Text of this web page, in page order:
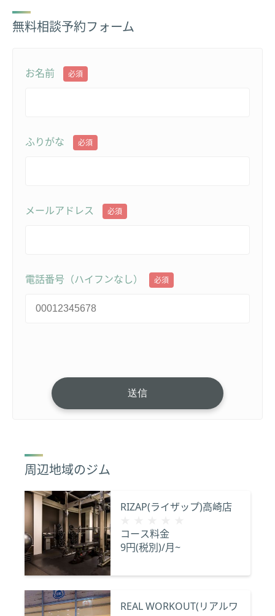
無料相談予約フォーム
お名前 必須
ふりがな 必須
メールアドレス 必須
電話番号（ハイフンなし） 必須
周辺地域のジム
RIZAP(ライザップ)高崎店
コース料金
9円(税別)/月~
REAL WORKOUT(リアルワ